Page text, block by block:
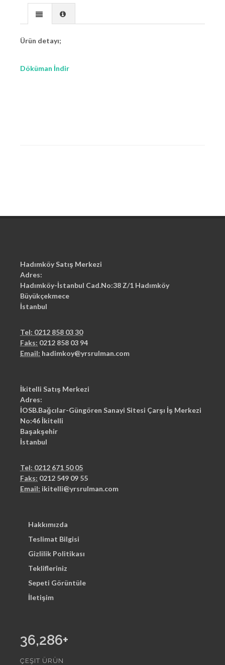
Ürün detayı;
Döküman İndir
Hadımköy Satış Merkezi
Adres:
Hadımköy-İstanbul Cad.No:38 Z/1 Hadımköy
Büyükçekmece
İstanbul
Tel: 0212 858 03 30
Faks: 0212 858 03 94
Email: hadimkoy@yrsrulman.com
İkitelli Satış Merkezi
Adres:
İOSB.Bağcılar-Güngören Sanayi Sitesi Çarşı İş Merkezi
No:46 İkitelli
Başakşehir
İstanbul
Tel: 0212 671 50 05
Faks: 0212 549 09 55
Email: ikitelli@yrsrulman.com
Hakkımızda
Teslimat Bilgisi
Gizlilik Politikası
Teklifleriniz
Sepeti Görüntüle
İletişim
36,286+
ÇEŞIT ÜRÜN